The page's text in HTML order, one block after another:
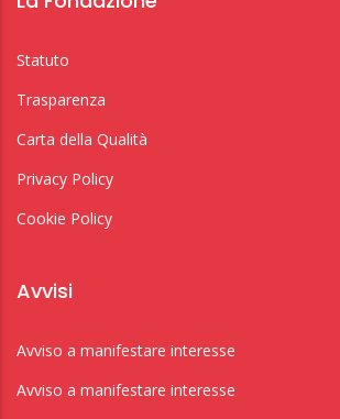
Statuto
Trasparenza
Carta della Qualità
Privacy Policy
Cookie Policy
Avvisi
Avviso a manifestare interesse
Avviso a manifestare interesse